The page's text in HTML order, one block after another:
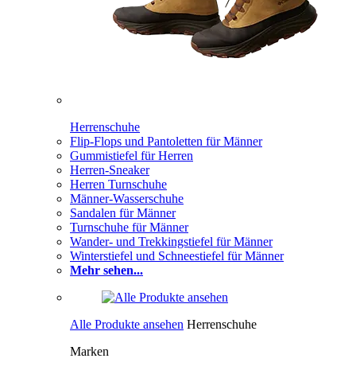
Herrenschuhe
Flip-Flops und Pantoletten für Männer
Gummistiefel für Herren
Herren-Sneaker
Herren Turnschuhe
Männer-Wasserschuhe
Sandalen für Männer
Turnschuhe für Männer
Wander- und Trekkingstiefel für Männer
Winterstiefel und Schneestiefel für Männer
Mehr sehen...
Alle Produkte ansehen Herrenschuhe
Marken